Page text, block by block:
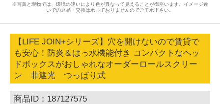
※写真と現物では、環境の違いにより色が異なって見えることが御座います。イメージ違
いでの返品・交換は承っておりませんのでご了承下さい。
【LIFE JOIN+シリーズ】穴を開けないので賃貸で
も安心！防炎＆はっ水機能付き コンパクトなヘッ
ドボックスがおしゃれなオーダーロールスクリー
ン 非遮光 つっぱり式
商品ID：187127575